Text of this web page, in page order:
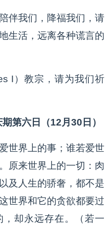
伴我们，降福我们，请
生活，远离各种谎言的
I）教宗，请为我们祈
第六日（12月30日）
世界上的事；谁若爱世
原来世界上的一切：肉
及人生的骄奢，都不是
世界和它的贪欲都要过
却永远存在。（若一